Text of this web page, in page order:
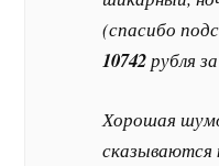
(спасибо
10742рубля
Хорошая
сказываются